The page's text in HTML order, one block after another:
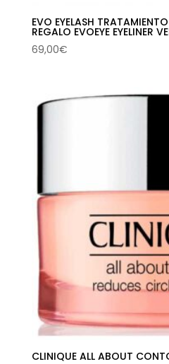
EVO EYELASH
REGALO EVOEYE EYELINER
69,00€
CLINIQUE ALL ABOUT